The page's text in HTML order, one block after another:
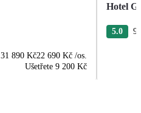
31 890 Kč22 690 Kč /os.
Ušetřete 9 200 Kč
Hotel
5.0